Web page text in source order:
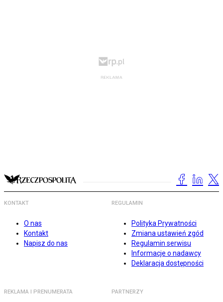
KONTAKT
O nas
Kontakt
Napisz do nas
REGULAMIN
Polityka Prywatności
Zmiana ustawień zgód
Regulamin serwisu
Informacje o nadawcy
Deklaracja dostępności
REKLAMA I PRENUMERATA PARTNERZY